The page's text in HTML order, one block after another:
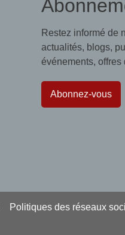
Restez informé de
actualités, blogs,
événements, offres
Abonnez-vous
Politiques des réseaux